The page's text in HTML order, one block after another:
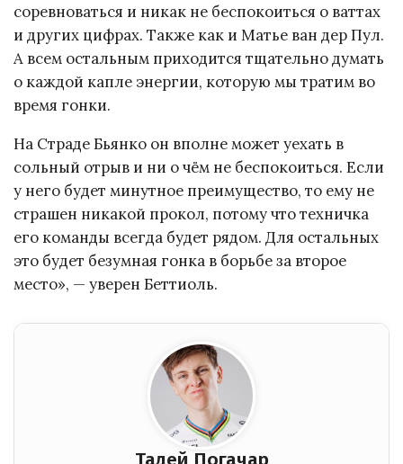
соревноваться и никак не беспокоиться о ваттах
и других цифрах. Также как и Матье ван дер Пул.
А всем остальным приходится тщательно думать
о каждой капле энергии, которую мы тратим во
время гонки.
На Страде Бьянко он вполне может уехать в
сольный отрыв и ни о чём не беспокоиться. Если
у него будет минутное преимущество, то ему не
страшен никакой прокол, потому что техничка
его команды всегда будет рядом. Для остальных
это будет безумная гонка в борьбе за второе
место», — уверен Беттиоль.